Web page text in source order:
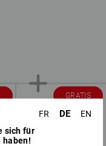
GRATIS
FR DE
EN
sich für
haben!